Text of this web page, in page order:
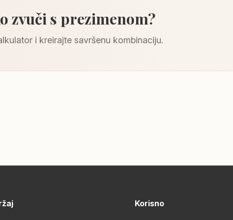
zvuči s prezimenom?
i kreirajte savršenu kombinaciju.
Korisno